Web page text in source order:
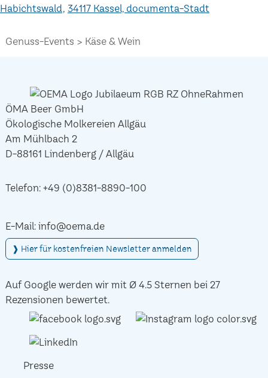
Habichtswald 34117 Kassel, documenta-Stadt
Genuss-Events Käse & Wein
ÖMA Beer GmbH
Ökologische Molkereien Allgäu
Am Mühlbach 2
D-88161 Lindenberg / Allgäu
Telefon: +49 (0)8381-8890-100
E-Mail: info@oema.de
❱ Hier für kostenfreien Newsletter anmelden
Auf Google werden wir mit Ø 4.5 Sternen bei 27
Rezensionen bewertet.
Presse